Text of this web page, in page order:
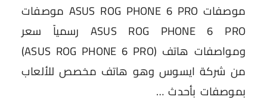
موصفات ASUS ROG PHONE 6 PRO موصفات
ASUS ROG PHONE 6 PRO رسمياً سعر
ومواصفات هاتف (ASUS ROG PHONE 6 PRO)
من شركة ايسوس وهو هاتف مخصص للألعاب
بموصفات بأحدث …